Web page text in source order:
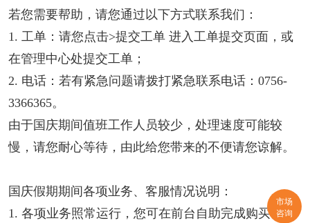
若您需要帮助，请您通过以下方式联系我们：
1. 工单：请您点击>提交工单 进入工单提交页面，或
在管理中心处提交工单；
2. 电话：若有紧急问题请拨打紧急联系电话：0756-
3366365。
由于国庆期间值班工作人员较少，处理速度可能较
慢，请您耐心等待，由此给您带来的不便请您谅解。
国庆假期期间各项业务、客服情况说明：
1. 各项业务照常运行，您可在前台自助完成购买、管
市场
咨询